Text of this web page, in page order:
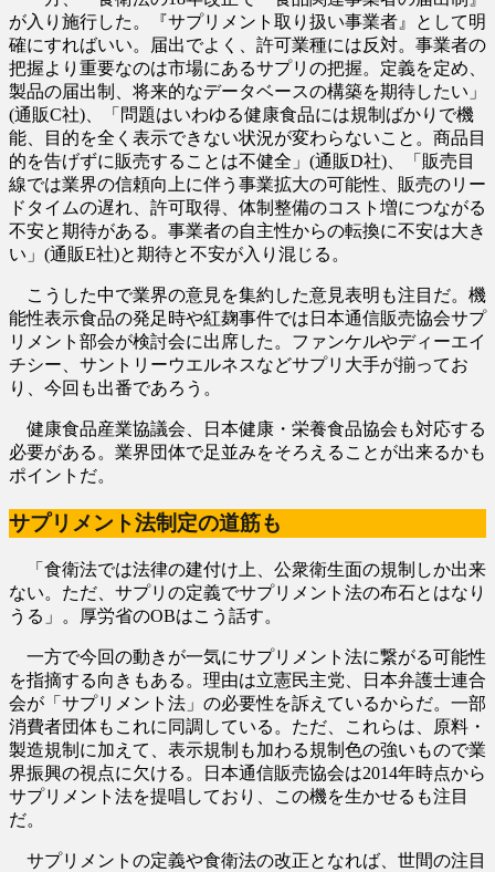
が入り施行した。『サプリメント取り扱い事業者』として明
確にすればいい。届出でよく、許可業種には反対。事業者の
把握より重要なのは市場にあるサプリの把握。定義を定め、
製品の届出制、将来的なデータベースの構築を期待したい」
(通販C社)、「問題はいわゆる健康食品には規制ばかりで機
能、目的を全く表示できない状況が変わらないこと。商品目
的を告げずに販売することは不健全」(通販D社)、「販売目
線では業界の信頼向上に伴う事業拡大の可能性、販売のリー
ドタイムの遅れ、許可取得、体制整備のコスト増につながる
不安と期待がある。事業者の自主性からの転換に不安は大き
い」(通販E社)と期待と不安が入り混じる。
こうした中で業界の意見を集約した意見表明も注目だ。機
能性表示食品の発足時や紅麹事件では日本通信販売協会サプ
リメント部会が検討会に出席した。ファンケルやディーエイ
チシー、サントリーウエルネスなどサプリ大手が揃ってお
り、今回も出番であろう。
健康食品産業協議会、日本健康・栄養食品協会も対応する
必要がある。業界団体で足並みをそろえることが出来るかも
ポイントだ。
サプリメント法制定の道筋も
「食衛法では法律の建付け上、公衆衛生面の規制しか出来
ない。ただ、サプリの定義でサプリメント法の布石とはなり
うる」。厚労省のOBはこう話す。
一方で今回の動きが一気にサプリメント法に繋がる可能性
を指摘する向きもある。理由は立憲民主党、日本弁護士連合
会が「サプリメント法」の必要性を訴えているからだ。一部
消費者団体もこれに同調している。ただ、これらは、原料・
製造規制に加えて、表示規制も加わる規制色の強いもので業
界振興の視点に欠ける。日本通信販売協会は2014年時点から
サプリメント法を提唱しており、この機を生かせるも注目
だ。
サプリメントの定義や食衛法の改正となれば、世間の注目